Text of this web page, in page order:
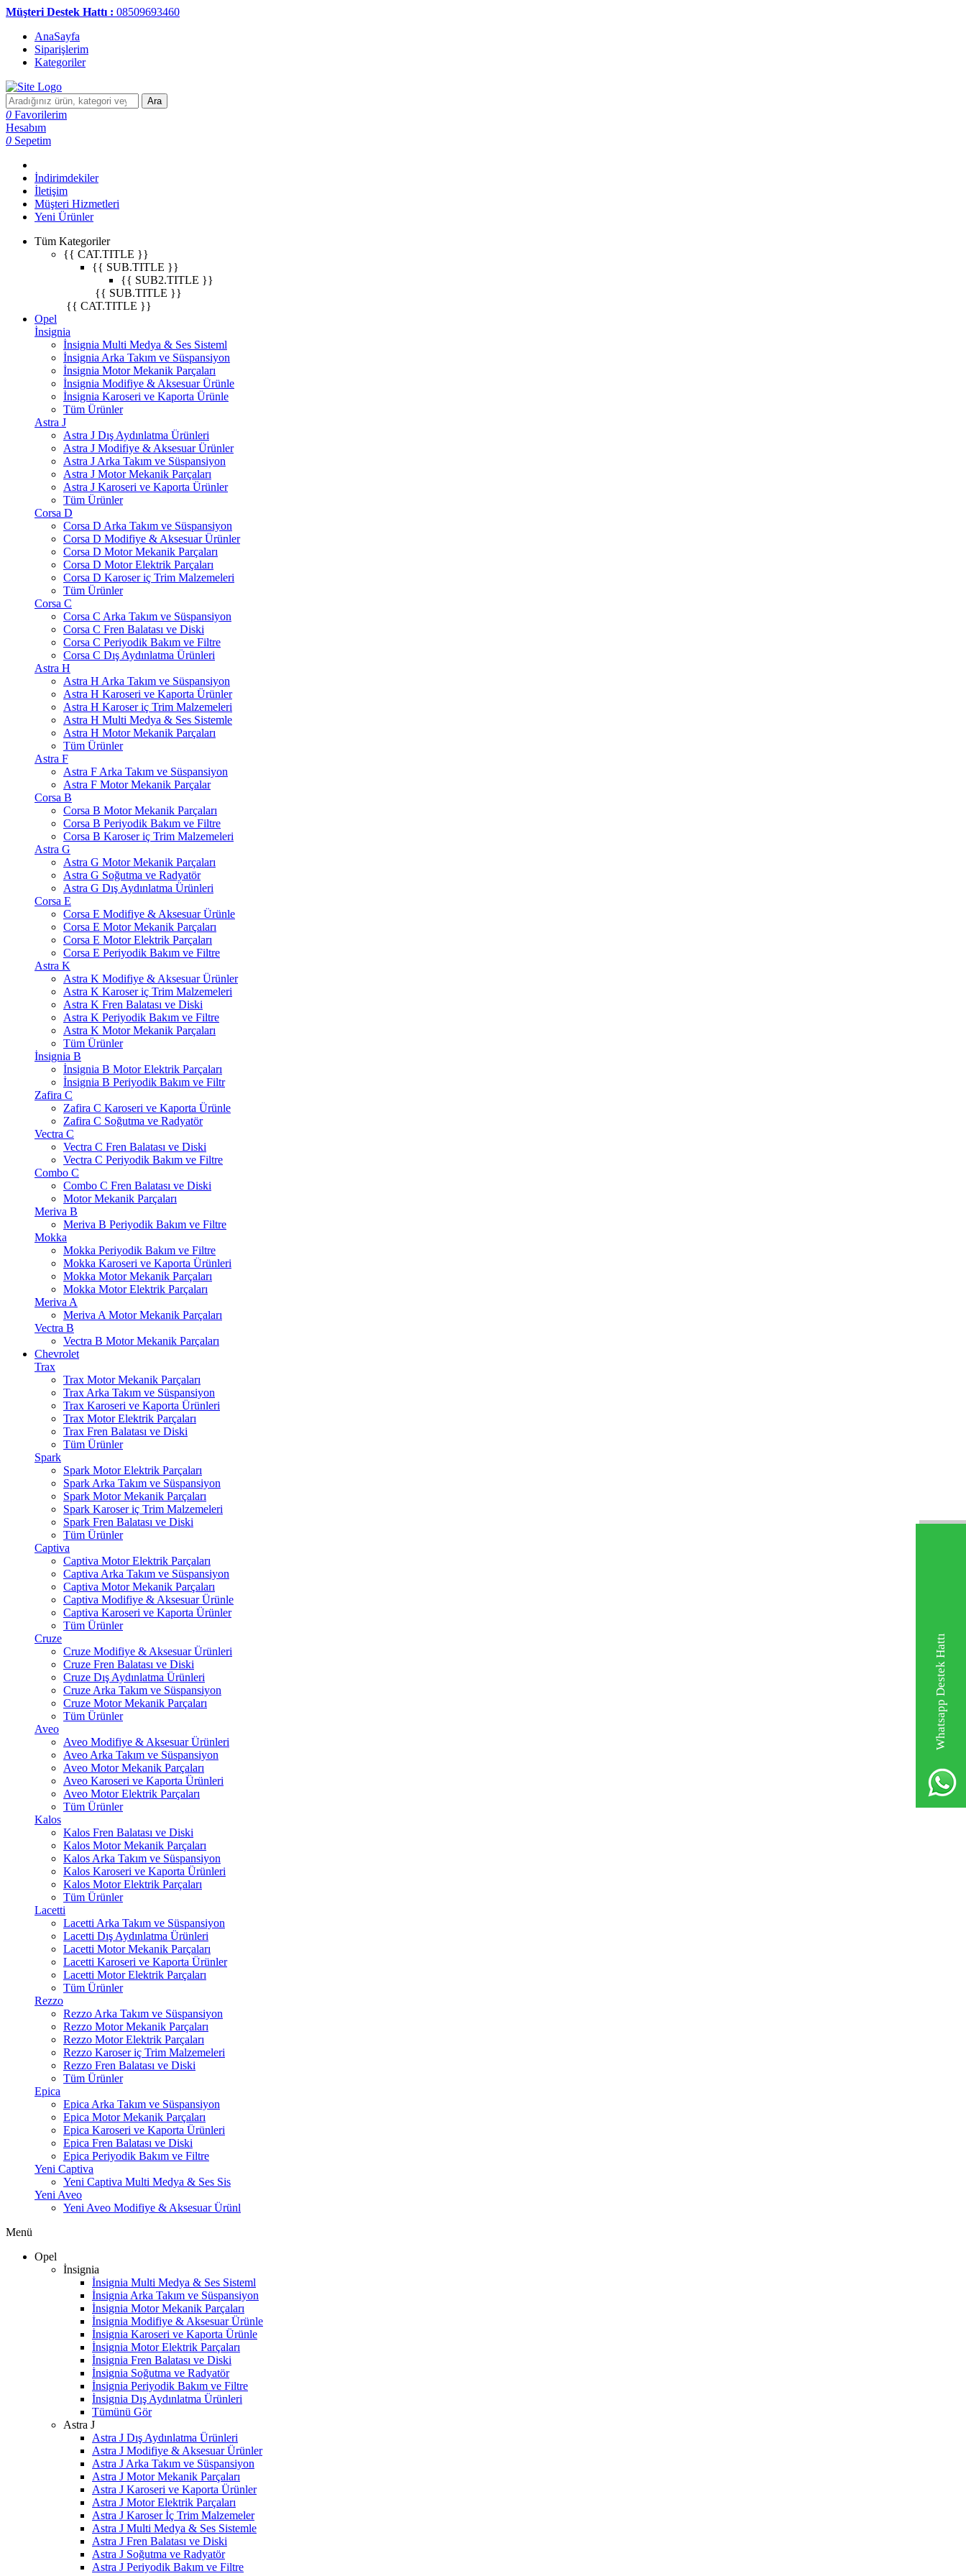
Whatsapp Destek Hattı
Müşteri Destek Hattı : 08509693460
AnaSayfa
Siparişlerim
Kategoriler
Ara
0 Favorilerim
Hesabım
0 Sepetim
İndirimdekiler
İletişim
Müşteri Hizmetleri
Yeni Ürünler
Tüm Kategoriler
{{ CAT.TITLE }}
{{ SUB.TITLE }}
{{ SUB2.TITLE }}
{{ SUB.TITLE }}
{{ CAT.TITLE }}
Opel
İnsignia
İnsignia Multi Medya & Ses Sisteml
İnsignia Arka Takım ve Süspansiyon
İnsignia Motor Mekanik Parçaları
İnsignia Modifiye & Aksesuar Ürünle
İnsignia Karoseri ve Kaporta Ürünle
Tüm Ürünler
Astra J
Astra J Dış Aydınlatma Ürünleri
Astra J Modifiye & Aksesuar Ürünler
Astra J Arka Takım ve Süspansiyon
Astra J Motor Mekanik Parçaları
Astra J Karoseri ve Kaporta Ürünler
Tüm Ürünler
Corsa D
Corsa D Arka Takım ve Süspansiyon
Corsa D Modifiye & Aksesuar Ürünler
Corsa D Motor Mekanik Parçaları
Corsa D Motor Elektrik Parçaları
Corsa D Karoser iç Trim Malzemeleri
Tüm Ürünler
Corsa C
Corsa C Arka Takım ve Süspansiyon
Corsa C Fren Balatası ve Diski
Corsa C Periyodik Bakım ve Filtre
Corsa C Dış Aydınlatma Ürünleri
Astra H
Astra H Arka Takım ve Süspansiyon
Astra H Karoseri ve Kaporta Ürünler
Astra H Karoser iç Trim Malzemeleri
Astra H Multi Medya & Ses Sistemle
Astra H Motor Mekanik Parçaları
Tüm Ürünler
Astra F
Astra F Arka Takım ve Süspansiyon
Astra F Motor Mekanik Parçalar
Corsa B
Corsa B Motor Mekanik Parçaları
Corsa B Periyodik Bakım ve Filtre
Corsa B Karoser iç Trim Malzemeleri
Astra G
Astra G Motor Mekanik Parçaları
Astra G Soğutma ve Radyatör
Astra G Dış Aydınlatma Ürünleri
Corsa E
Corsa E Modifiye & Aksesuar Ürünle
Corsa E Motor Mekanik Parçaları
Corsa E Motor Elektrik Parçaları
Corsa E Periyodik Bakım ve Filtre
Astra K
Astra K Modifiye & Aksesuar Ürünler
Astra K Karoser iç Trim Malzemeleri
Astra K Fren Balatası ve Diski
Astra K Periyodik Bakım ve Filtre
Astra K Motor Mekanik Parçaları
Tüm Ürünler
İnsignia B
İnsignia B Motor Elektrik Parçaları
İnsignia B Periyodik Bakım ve Filtr
Zafira C
Zafira C Karoseri ve Kaporta Ürünle
Zafira C Soğutma ve Radyatör
Vectra C
Vectra C Fren Balatası ve Diski
Vectra C Periyodik Bakım ve Filtre
Combo C
Combo C Fren Balatası ve Diski
Motor Mekanik Parçaları
Meriva B
Meriva B Periyodik Bakım ve Filtre
Mokka
Mokka Periyodik Bakım ve Filtre
Mokka Karoseri ve Kaporta Ürünleri
Mokka Motor Mekanik Parçaları
Mokka Motor Elektrik Parçaları
Meriva A
Meriva A Motor Mekanik Parçaları
Vectra B
Vectra B Motor Mekanik Parçaları
Chevrolet
Trax
Trax Motor Mekanik Parçaları
Trax Arka Takım ve Süspansiyon
Trax Karoseri ve Kaporta Ürünleri
Trax Motor Elektrik Parçaları
Trax Fren Balatası ve Diski
Tüm Ürünler
Spark
Spark Motor Elektrik Parçaları
Spark Arka Takım ve Süspansiyon
Spark Motor Mekanik Parçaları
Spark Karoser iç Trim Malzemeleri
Spark Fren Balatası ve Diski
Tüm Ürünler
Captiva
Captiva Motor Elektrik Parçaları
Captiva Arka Takım ve Süspansiyon
Captiva Motor Mekanik Parçaları
Captiva Modifiye & Aksesuar Ürünle
Captiva Karoseri ve Kaporta Ürünler
Tüm Ürünler
Cruze
Cruze Modifiye & Aksesuar Ürünleri
Cruze Fren Balatası ve Diski
Cruze Dış Aydınlatma Ürünleri
Cruze Arka Takım ve Süspansiyon
Cruze Motor Mekanik Parçaları
Tüm Ürünler
Aveo
Aveo Modifiye & Aksesuar Ürünleri
Aveo Arka Takım ve Süspansiyon
Aveo Motor Mekanik Parçaları
Aveo Karoseri ve Kaporta Ürünleri
Aveo Motor Elektrik Parçaları
Tüm Ürünler
Kalos
Kalos Fren Balatası ve Diski
Kalos Motor Mekanik Parçaları
Kalos Arka Takım ve Süspansiyon
Kalos Karoseri ve Kaporta Ürünleri
Kalos Motor Elektrik Parçaları
Tüm Ürünler
Lacetti
Lacetti Arka Takım ve Süspansiyon
Lacetti Dış Aydınlatma Ürünleri
Lacetti Motor Mekanik Parçaları
Lacetti Karoseri ve Kaporta Ürünler
Lacetti Motor Elektrik Parçaları
Tüm Ürünler
Rezzo
Rezzo Arka Takım ve Süspansiyon
Rezzo Motor Mekanik Parçaları
Rezzo Motor Elektrik Parçaları
Rezzo Karoser iç Trim Malzemeleri
Rezzo Fren Balatası ve Diski
Tüm Ürünler
Epica
Epica Arka Takım ve Süspansiyon
Epica Motor Mekanik Parçaları
Epica Karoseri ve Kaporta Ürünleri
Epica Fren Balatası ve Diski
Epica Periyodik Bakım ve Filtre
Yeni Captiva
Yeni Captiva Multi Medya & Ses Sis
Yeni Aveo
Yeni Aveo Modifiye & Aksesuar Ürünl
Menü
Opel
İnsignia
İnsignia Multi Medya & Ses Sisteml
İnsignia Arka Takım ve Süspansiyon
İnsignia Motor Mekanik Parçaları
İnsignia Modifiye & Aksesuar Ürünle
İnsignia Karoseri ve Kaporta Ürünle
İnsignia Motor Elektrik Parçaları
İnsignia Fren Balatası ve Diski
İnsignia Soğutma ve Radyatör
İnsignia Periyodik Bakım ve Filtre
İnsignia Dış Aydınlatma Ürünleri
Tümünü Gör
Astra J
Astra J Dış Aydınlatma Ürünleri
Astra J Modifiye & Aksesuar Ürünler
Astra J Arka Takım ve Süspansiyon
Astra J Motor Mekanik Parçaları
Astra J Karoseri ve Kaporta Ürünler
Astra J Motor Elektrik Parçaları
Astra J Karoser İç Trim Malzemeler
Astra J Multi Medya & Ses Sistemle
Astra J Fren Balatası ve Diski
Astra J Soğutma ve Radyatör
Astra J Periyodik Bakım ve Filtre